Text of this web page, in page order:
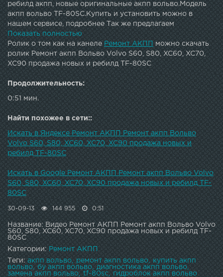
ребилд акпп, новые оригинальные акпп вольво.Модель
акпп вольво TF-80SC.Купить и установить можно в
нашем сервисе, подробнее Так же предлагаем
гидравлические блоки для акпп вольво. Диагностика,
замена, гарантия.Неисправности акпп вольво и их
ремонт.
Показать полностью
Ролик о том как на канеле Ремонт АКПП можно скачать
ролик Ремонт акпп Вольво Volvo S60, S80, XC60, XC70,
XC90 продажа новых и ребилд TF-80SC
Продолжительность:
0:51 мин.
Найти похожее в сети::
Искать в Яндексе Ремонт АКПП Ремонт акпп Вольво
Volvo S60, S80, XC60, XC70, XC90 продажа новых и
ребилд TF-80SC
Искать в Google Ремонт АКПП Ремонт акпп Вольво Volvo
S60, S80, XC60, XC70, XC90 продажа новых и ребилд TF-
80SC
30-09-13 144 955 0:51
Название: Видео Ремонт АКПП Ремонт акпп Вольво Volvo
S60, S80, XC60, XC70, XC90 продажа новых и ребилд TF-
80SC
Категории: Ремонт АКПП
Теги:акпп вольво ремонт акпп вольво
купить акпп
вольво
бу акпп вольво
диагностика акпп вольво
замена акпп вольво
tf-80sc гидроблок акпп вольво